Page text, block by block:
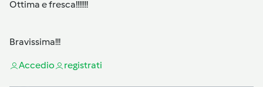
Ottima e fresca!!!!!!!
Bravissima!!!
Accedio registrati